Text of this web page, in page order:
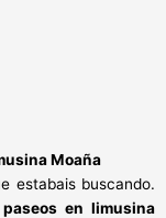
Moaña
estabais buscando.
paseos en limusina